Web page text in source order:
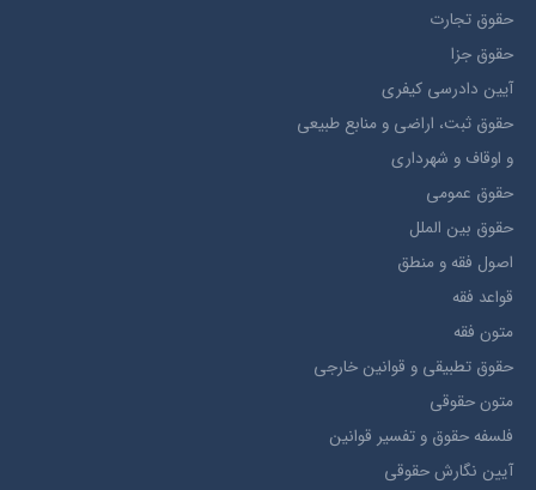
حقوق تجارت
حقوق جزا
آيین دادرسی کیفری
حقوق ثبت، اراضي و منابع طبيعي
و اوقاف و شهرداری
حقوق عمومی
حقوق بين الملل
اصول فقه و منطق
قواعد فقه
متون فقه
حقوق تطبيقي و قوانین خارجی
متون حقوقي
فلسفه حقوق و تفسیر قوانین
آیین نگارش حقوقی